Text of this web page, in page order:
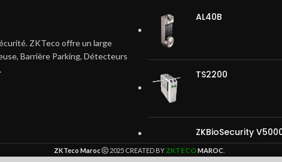
ZKTeco offre un large
Barrière Parking, Détecteurs
AL40B
TS2200
ZKBioSecurity
ZKTeco Maroc 2025 CREATED BY ZKTECOMAROC